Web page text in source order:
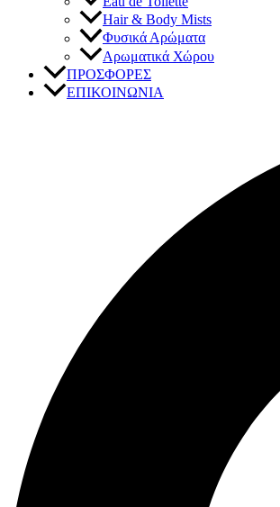
Hair & Body Mists
Φυσικά Αρώματα
Αρωματικά Χώρου
ΠΡΟΣΦΟΡΕΣ
ΕΠΙΚΟΙΝΩΝΙΑ